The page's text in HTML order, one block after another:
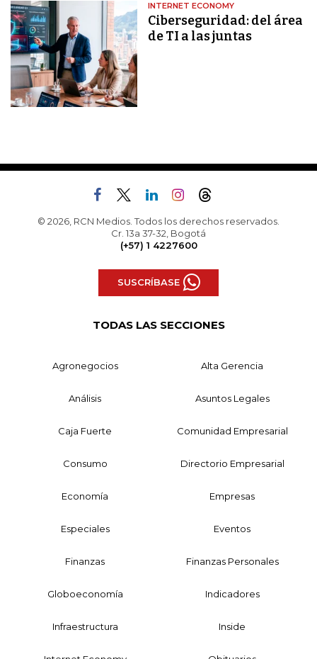
INTERNET ECONOMY
Ciberseguridad: del área
de TI a las juntas
© 2026, RCN Medios. Todos los derechos reservados.
Cr. 13a 37-32, Bogotá
(+57) 1 4227600
SUSCRÍBASE
TODAS LAS SECCIONES
Agronegocios Alta Gerencia
Análisis Asuntos Legales
Caja Fuerte Comunidad Empresarial
Consumo Directorio Empresarial
Economía Empresas
Especiales Eventos
Finanzas Finanzas Personales
Globoeconomía Indicadores
Infraestructura Inside